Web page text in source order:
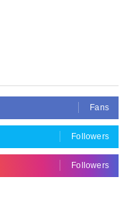
Followers
Followers